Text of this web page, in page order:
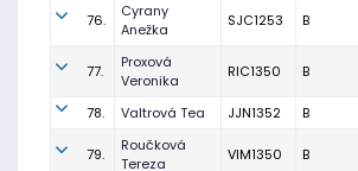
76.
Cyrany
Anežka
SJC1253 B
77.
Proxová
Veronika
RIC1350 B
78. Valtrová Tea JJN1352 B
79.
Roučková
Tereza
VIM1350 B